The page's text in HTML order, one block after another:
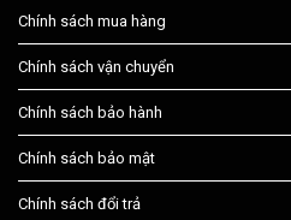
Chính sách mua hàng
Chính sách vận chuyển
Chính sách bảo hành
Chính sách bảo mật
Chính sách đổi trả